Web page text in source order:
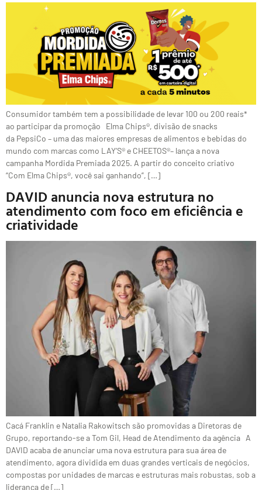
Consumidor também tem a possibilidade de levar 100 ou 200 reais*
ao participar da promoção Elma Chips®, divisão de snacks
da PepsiCo – uma das maiores empresas de alimentos e bebidas do
mundo com marcas como LAY’S® e CHEETOS®– lança a nova
campanha Mordida Premiada 2025. A partir do conceito criativo
“Com Elma Chips®, você sai ganhando”, […]
DAVID anuncia nova estrutura no
atendimento com foco em eficiência e
criatividade
Cacá Franklin e Natalia Rakowitsch são promovidas a Diretoras de
Grupo, reportando-se a Tom Gil, Head de Atendimento da agência A
DAVID acaba de anunciar uma nova estrutura para sua área de
atendimento, agora dividida em duas grandes verticais de negócios,
compostas por unidades de marcas e estruturas mais robustas, sob a
liderança de […]